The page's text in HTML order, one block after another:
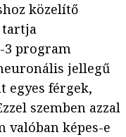
közelítő
tartja
3 program
jellegű
egyes férgek,
szemben azzal
valóban képes-e